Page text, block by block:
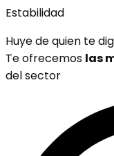
Estabilidad
Huye de quien te
Te ofrecemos las
del sector